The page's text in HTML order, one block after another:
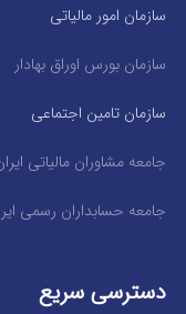
سازمان امور مالیاتی
سازمان بورس اوراق بهادار
سازمان تامین اجتماعی
جامعه مشاوران مالیاتی
جامعه حسابداران رسمی
دسترسی سریع